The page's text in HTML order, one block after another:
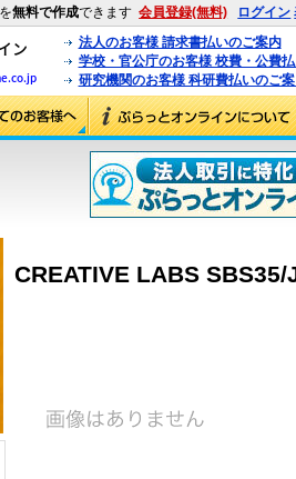
無料で作成できます 会員登録(無料) ログイン
法人のお客様 請求書払いのご案内
学校・官公庁のお客様 校費・公費
研究機関のお客様 科研費払いのご
CREATIVE LABS